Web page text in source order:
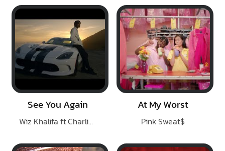
See You Again
Wiz Khalifa ft.Charlie Puth
At My Worst
Pink Sweat$